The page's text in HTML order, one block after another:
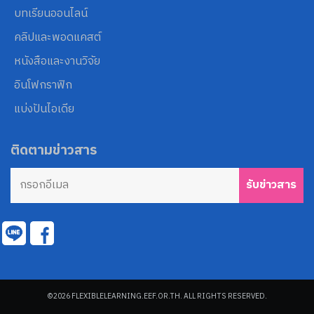
บทเรียนออนไลน์
คลิปและพอดแคสต์
หนังสือและงานวิจัย
อินโฟกราฟิก
แบ่งปันไอเดีย
ติดตามข่าวสาร
©2026 FLEXIBLELEARNING.EEF.OR.TH. ALL RIGHTS RESERVED.